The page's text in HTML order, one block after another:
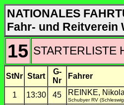
NATIONALES
Fahr- und Reitverein
15 STARTERLISTE
StNr Start
G-
Nr
Fahrer
1 13:30 45 REINKE,
Schubyer RV